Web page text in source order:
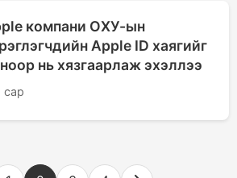
компани ОХУ-ын
Apple ID хаягийг
нь хязгаарлаж эхэллээ
сар